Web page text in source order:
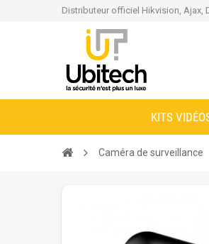
Distributeur officiel Hikvision, Ajax,
KITS
Caméra de surveillance